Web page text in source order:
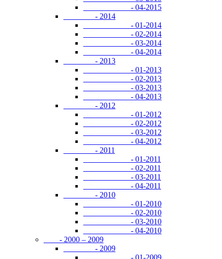
- 04-2015
- 2014
- 01-2014
- 02-2014
- 03-2014
- 04-2014
- 2013
- 01-2013
- 02-2013
- 03-2013
- 04-2013
- 2012
- 01-2012
- 02-2012
- 03-2012
- 04-2012
- 2011
- 01-2011
- 02-2011
- 03-2011
- 04-2011
- 2010
- 01-2010
- 02-2010
- 03-2010
- 04-2010
- 2000 – 2009
- 2009
- 01-2009